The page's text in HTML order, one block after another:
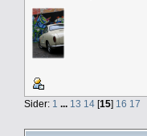
Sider: 1 ... 13 14 [15] 16 17